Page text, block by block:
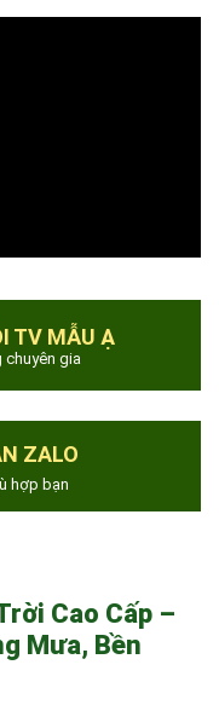
TV MẪU Ạ
chuyên gia
ZALO
hợp bạn
Cao Cấp –
Mưa, Bền